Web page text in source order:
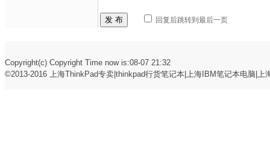
发 布 回复后跳转到最后一页
Copyright(c) Copyright Time now is:08-07 21:32
©2013-2016 上海ThinkPad专卖|thinkpad行货笔记本|上海IBM笔记本电脑|上